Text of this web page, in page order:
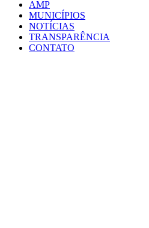
AMP
MUNICÍPIOS
NOTÍCIAS
TRANSPARÊNCIA
CONTATO